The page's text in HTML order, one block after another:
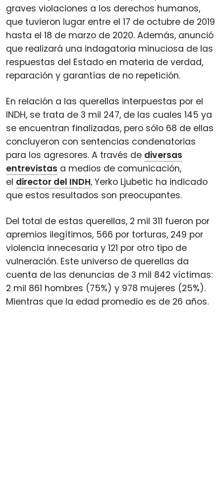
graves violaciones a los derechos humanos,
que tuvieron lugar entre el 17 de octubre de 2019
hasta el 18 de marzo de 2020. Además, anunció
que realizará una indagatoria minuciosa de las
respuestas del Estado en materia de verdad,
reparación y garantías de no repetición.
En relación a las querellas interpuestas por el
INDH, se trata de 3 mil 247, de las cuales 145 ya
se encuentran finalizadas, pero sólo 68 de ellas
concluyeron con sentencias condenatorias
para los agresores. A través de diversas
entrevistas a medios de comunicación,
el director del INDH, Yerko Ljubetic ha indicado
que estos resultados son preocupantes.
Del total de estas querellas, 2 mil 311 fueron por
apremios ilegítimos, 566 por torturas, 249 por
violencia innecesaria y 121 por otro tipo de
vulneración. Este universo de querellas da
cuenta de las denuncias de 3 mil 842 víctimas:
2 mil 861 hombres (75%) y 978 mujeres (25%).
Mientras que la edad promedio es de 26 años.